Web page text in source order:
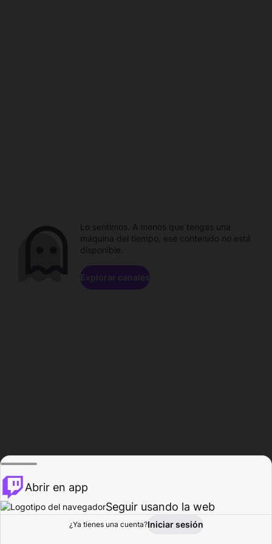
Explorar Actividad
Lo sentimos. A menos que tengas una
máquina del tiempo, ese contenido no está
disponible.
Explorar canales
Abrir en app
Seguir usando la web
¿Ya tienes una cuenta?Iniciar sesión